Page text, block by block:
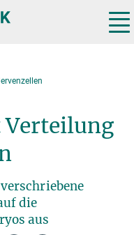
Verteilung
die
aus